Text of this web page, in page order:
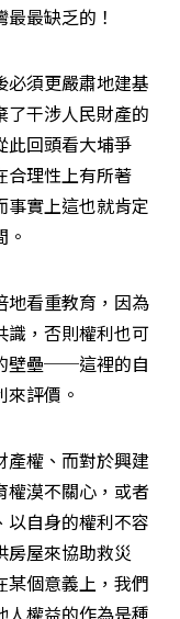
最缺乏的！
必須更嚴肅地建基
了干涉人民財產的
此回頭看大埔爭
合理性上有所著
事實上這也就肯定
地看重教育，因為
識，否則權利也可
壁壘──這裡的自
評價。
產權、而對於興建
權漠不關心，或者
以自身的權利不容
屋來協助救災
個意義上，我們
人權益的作為是種